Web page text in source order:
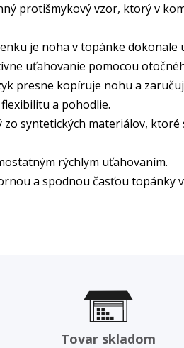
protišmykový vzor, ktorý v
je noha v topánke dokonale
uťahovanie pomocou
presne kopíruje nohu a
a pohodlie.
syntetických materiálov,
rýchlym uťahovaním.
a spodnou časťou topánky
Tovar skladom